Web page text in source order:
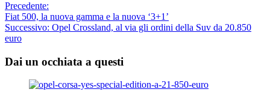
Navigazione
articolo
Precedente:
Fiat 500, la nuova gamma e la nuova ‘3+1’
Successivo: Opel Crossland, al via gli ordini della Suv da 20.850
euro
Dai un occhiata a questi